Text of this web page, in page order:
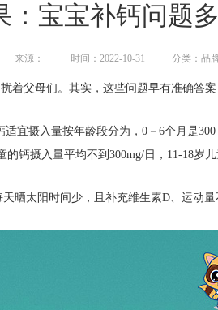
宝宝补钙问题
来源： 时间：2022-10-31 分类：品
着父母们。其实，这些问题早有准确答
适宜摄入量按年龄段分为， 0－6个月是300
的钙摄入量平均不到300mg/日，11-18岁
晒太阳时间少，且补充维生素D、运动